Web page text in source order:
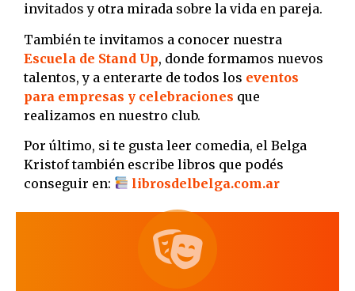
invitados y otra mirada sobre la vida en pareja.
También te invitamos a conocer nuestra
Escuela de Stand Up, donde formamos nuevos
talentos, y a enterarte de todos los eventos
para empresas y celebraciones que
realizamos en nuestro club.
Por último, si te gusta leer comedia, el Belga
Kristof también escribe libros que podés
conseguir en:
librosdelbelga.com.ar